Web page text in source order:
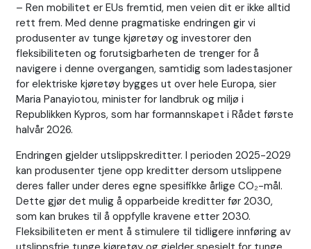
– Ren mobilitet er EUs fremtid, men veien dit er ikke alltid
rett frem. Med denne pragmatiske endringen gir vi
produsenter av tunge kjøretøy og investorer den
fleksibiliteten og forutsigbarheten de trenger for å
navigere i denne overgangen, samtidig som ladestasjoner
for elektriske kjøretøy bygges ut over hele Europa, sier
Maria Panayiotou, minister for landbruk og miljø i
Republikken Kypros, som har formannskapet i Rådet første
halvår 2026.
Endringen gjelder utslippskreditter. I perioden 2025-2029
kan produsenter tjene opp kreditter dersom utslippene
deres faller under deres egne spesifikke årlige CO₂-mål.
Dette gjør det mulig å opparbeide kreditter før 2030,
som kan brukes til å oppfylle kravene etter 2030.
Fleksibiliteten er ment å stimulere til tidligere innføring av